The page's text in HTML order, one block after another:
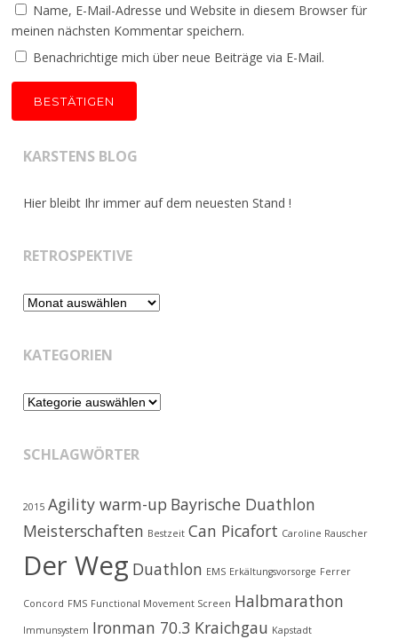
Name, E-Mail-Adresse und Website in diesem Browser für
meinen nächsten Kommentar speichern.
Benachrichtige mich über neue Beiträge via E-Mail.
KARSTENS BLOG
Hier bleibt Ihr immer auf dem neuesten Stand !
RETROSPEKTIVE
Retrospektive
KATEGORIEN
Kategorien
SCHLAGWÖRTER
2015 Agility warm-up Bayrische Duathlon
Meisterschaften Bestzeit Can Picafort Caroline Rauscher
Der Weg Duathlon EMS Erkältungsvorsorge Ferrer
Concord FMS Functional Movement Screen Halbmarathon
Immunsystem Ironman 70.3 Kraichgau Kapstadt